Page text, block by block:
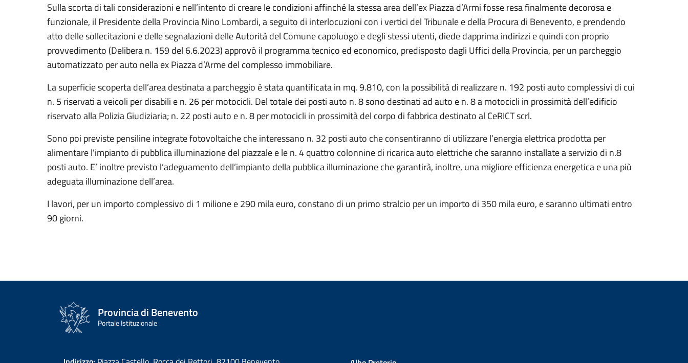
Sulla scorta di tali considerazioni e nell’intento di creare le condizioni affinché la stessa area dell’ex Piazza d’Armi fosse resa finalmente decorosa e
funzionale, il Presidente della Provincia Nino Lombardi, a seguito di interlocuzioni con i vertici del Tribunale e della Procura di Benevento, e prendendo
atto delle sollecitazioni e delle segnalazioni delle Autorità del Comune capoluogo e degli stessi utenti, diede dapprima indirizzi e quindi con proprio
provvedimento (Delibera n. 159 del 6.6.2023) approvò il programma tecnico ed economico, predisposto dagli Uffici della Provincia, per un parcheggio
automatizzato per auto nella ex Piazza d’Arme del complesso immobiliare.
La superficie scoperta dell’area destinata a parcheggio è stata quantificata in mq. 9.810, con la possibilità di realizzare n. 192 posti auto complessivi di cui
n. 5 riservati a veicoli per disabili e n. 26 per motocicli. Del totale dei posti auto n. 8 sono destinati ad auto e n. 8 a motocicli in prossimità dell’edificio
riservato alla Polizia Giudiziaria; n. 22 posti auto e n. 8 per motocicli in prossimità del corpo di fabbrica destinato al CeRICT scrl.
Sono poi previste pensiline integrate fotovoltaiche che interessano n. 32 posti auto che consentiranno di utilizzare l’energia elettrica prodotta per
alimentare l’impianto di pubblica illuminazione del piazzale e le n. 4 quattro colonnine di ricarica auto elettriche che saranno installate a servizio di n.8
posti auto. E’ inoltre previsto l’adeguamento dell’impianto della pubblica illuminazione che garantirà, inoltre, una migliore efficienza energetica e una più
adeguata illuminazione dell’area.
I lavori, per un importo complessivo di 1 milione e 290 mila euro, constano di un primo stralcio per un importo di 350 mila euro, e saranno ultimati entro
90 giorni.
Provincia di Benevento
Portale Istituzionale